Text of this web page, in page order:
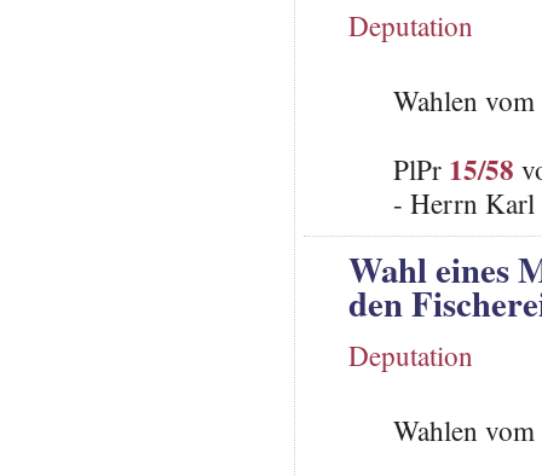
Deputation
Wahlen
PlPr 15/58
- Herrn Karl
Wahl eines
den
Deputation
Wahlen